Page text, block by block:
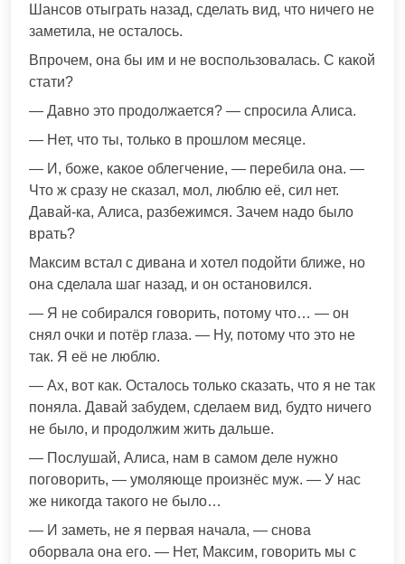
Шансов отыграть назад, сделать вид, что ничего не
заметила, не осталось.
Впрочем, она бы им и не воспользовалась. С какой
стати?
— Давно это продолжается? — спросила Алиса.
— Нет, что ты, только в прошлом месяце.
— И, боже, какое облегчение, — перебила она. —
Что ж сразу не сказал, мол, люблю её, сил нет.
Давай-ка, Алиса, разбежимся. Зачем надо было
врать?
Максим встал с дивана и хотел подойти ближе, но
она сделала шаг назад, и он остановился.
— Я не собирался говорить, потому что… — он
снял очки и потёр глаза. — Ну, потому что это не
так. Я её не люблю.
— Ах, вот как. Осталось только сказать, что я не так
поняла. Давай забудем, сделаем вид, будто ничего
не было, и продолжим жить дальше.
— Послушай, Алиса, нам в самом деле нужно
поговорить, — умоляюще произнёс муж. — У нас
же никогда такого не было…
— И заметь, не я первая начала, — снова
оборвала она его. — Нет, Максим, говорить мы с